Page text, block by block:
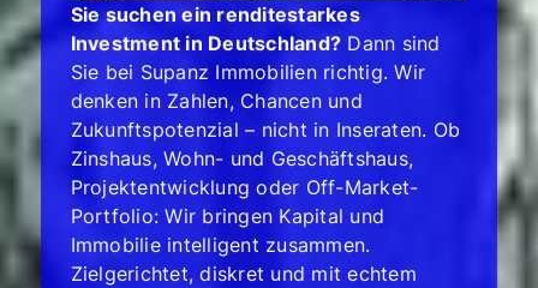
Sie suchen ein renditestarkes
Investment in Deutschland? Dann sind
Sie bei Supanz Immobilien richtig. Wir
denken in Zahlen, Chancen und
Zukunftspotenzial – nicht in Inseraten. Ob
Zinshaus, Wohn- und Geschäftshaus,
Projektentwicklung oder Off-Market-
Portfolio: Wir bringen Kapital und
Immobilie intelligent zusammen.
Zielgerichtet, diskret und mit echtem